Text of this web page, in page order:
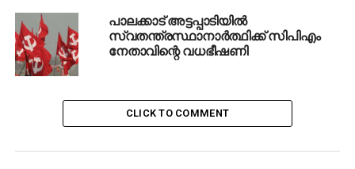
പാലക്കാട് അട്ടപ്പാടിയില്‍
സ്വതന്ത്രസ്ഥാനാര്‍ത്ഥിക്ക് സിപിഎം
നേതാവിന്റെ വധഭീഷണി
CLICK TO COMMENT